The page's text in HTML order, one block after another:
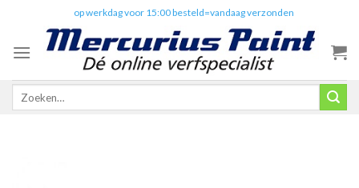
content
op werkdag voor 15:00 besteld=vandaag verzonden
Zoeken